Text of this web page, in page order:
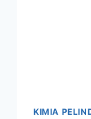
KIMIA